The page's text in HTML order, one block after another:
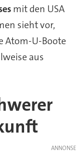
mit den USA
sieht vor,
Atom-U-Boote
aus